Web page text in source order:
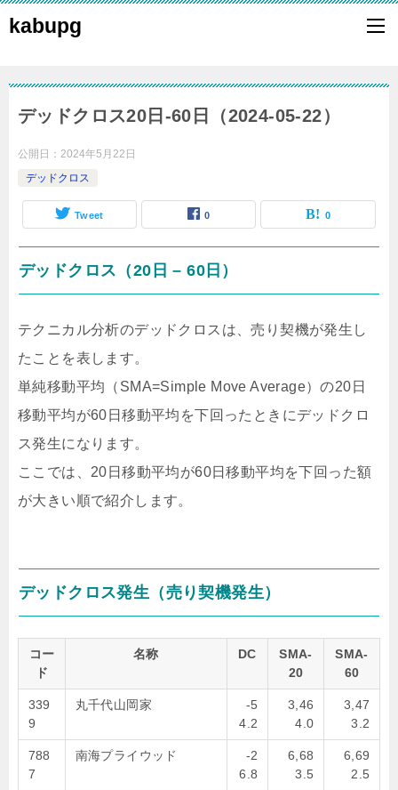
kabupg
デッドクロス20日-60日（2024-05-22）
公開日： 2024年5月22日
デッドクロス
Tweet 0 0
デッドクロス（20日 – 60日）
テクニカル分析のデッドクロスは、売り契機が発生し
たことを表します。
単純移動平均（SMA=Simple Move Average）の20日
移動平均が60日移動平均を下回ったときにデッドクロ
ス発生になります。
ここでは、20日移動平均が60日移動平均を下回った額
が大きい順で紹介します。
デッドクロス発生（売り契機発生）
コー
ド
名称 DC
SMA-
20
SMA-
60
339
9
丸千代山岡家
-5
4.2
3,46
4.0
3,47
3.2
788
7
南海プライウッド
-2
6.8
6,68
3.5
6,69
2.5